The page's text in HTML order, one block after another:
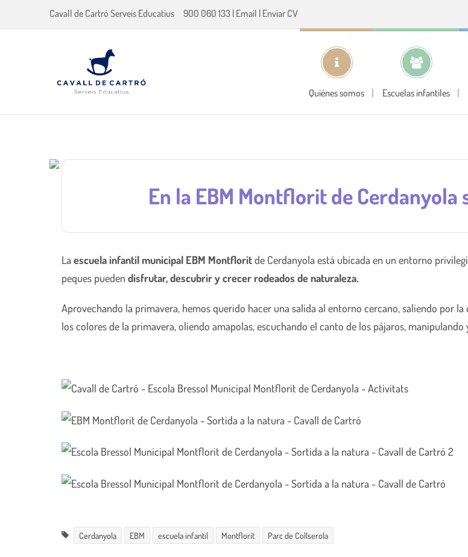
Cavall de Cartró Serveis Educatius 900 060 133 | Email | Enviar CV
Quiénes somos Escuelas infantiles
En la EBM Montflorit de Cerdanyola
La escuela infantil municipal EBM Montfloritde Cerdanyola está ubicada en un entorno
peques pueden disfrutar, descubrir y crecer rodeados de naturaleza.
Aprovechando la primavera, hemos querido hacer una salida al entorno cercano, saliendo por la
los colores de la primavera, oliendo amapolas, escuchando el canto de los pájaros,
Cerdanyola EBM escuela infantil Montflorit Parc de Collserola